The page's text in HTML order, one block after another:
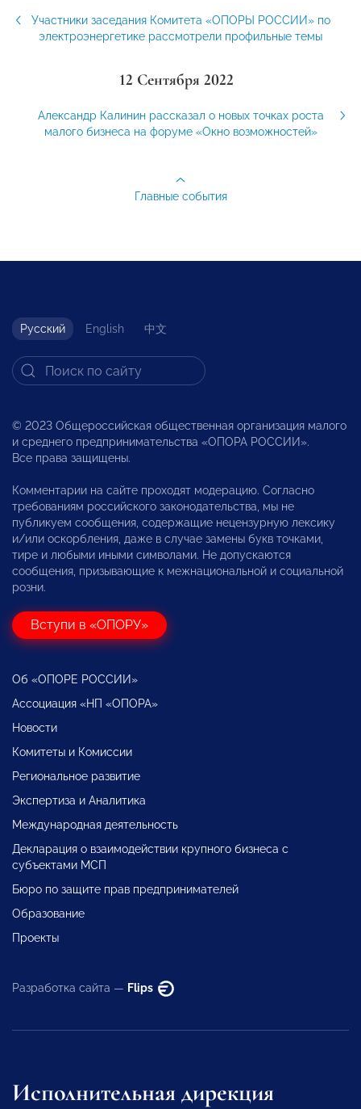
Участники заседания Комитета «ОПОРЫ РОССИИ» по
электроэнергетике рассмотрели профильные темы
12 Сентября 2022
Александр Калинин рассказал о новых точках роста
малого бизнеса на форуме «Окно возможностей»
Главные события
Русский English 中文
© 2023 Общероссийская общественная организация малого
и среднего предпринимательства «ОПОРА РОССИИ».
Все права защищены.
Комментарии на сайте проходят модерацию. Согласно
требованиям российского законодательства, мы не
публикуем сообщения, содержащие нецензурную лексику
и/или оскорбления, даже в случае замены букв точками,
тире и любыми иными символами. Не допускаются
сообщения, призывающие к межнациональной и социальной
розни.
Вступи в «ОПОРУ»
Об «ОПОРЕ РОССИИ»
Ассоциация «НП «ОПОРА»
Новости
Комитеты и Комиссии
Региональное развитие
Экспертиза и Аналитика
Международная деятельность
Декларация о взаимодействии крупного бизнеса с
субъектами МСП
Бюро по защите прав предпринимателей
Образование
Проекты
Разработка сайта — Flips
Исполнительная дирекция